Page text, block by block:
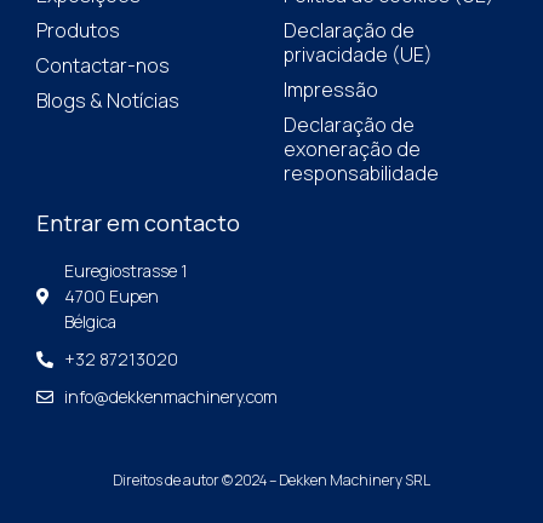
Produtos
Contactar-nos
Blogs & Notícias
Declaração de
privacidade (UE)
Impressão
Declaração de
exoneração de
responsabilidade
Entrar em contacto
Euregiostrasse 1
4700 Eupen
Bélgica
+32 87213020
info@dekkenmachinery.com
Direitos de autor © 2024 – Dekken Machinery SRL